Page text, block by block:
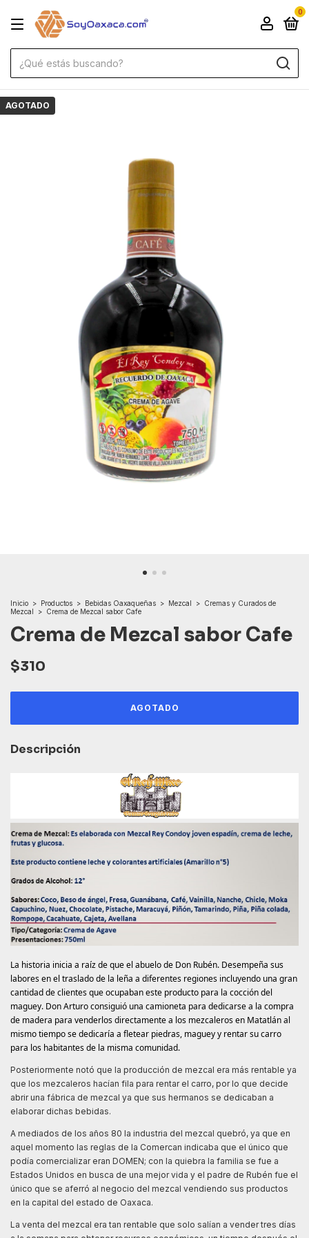
0
AGOTADO
Inicio > Productos > Bebidas Oaxaqueñas > Mezcal > Cremas y Curados de
Mezcal
> Crema de Mezcal sabor Cafe
Crema de Mezcal sabor Cafe
$310
Descripción
La historia inicia a raíz de que el abuelo de Don Rubén. Desempeña sus
labores en el traslado de la leña a diferentes regiones incluyendo una gran
cantidad de clientes que ocupaban este producto para la cocción del
maguey. Don Arturo consiguió una camioneta para dedicarse a la compra
de madera para venderlos directamente a los mezcaleros en Matatlán al
mismo tiempo se dedicaría a fletear piedras, maguey y rentar su carro
para los habitantes de la misma comunidad.
Posteriormente notó que la producción de mezcal era más rentable ya
que los mezcaleros hacían fila para rentar el carro, por lo que decide
abrir una fábrica de mezcal ya que sus hermanos se dedicaban a
elaborar dichas bebidas.
A mediados de los años 80 la industria del mezcal quebró, ya que en
aquel momento las reglas de la Comercan indicaba que el único que
podía comercializar eran DOMEN; con la quiebra la familia se fue a
Estados Unidos en busca de una mejor vida y el padre de Rubén fue el
único que se aferró al negocio del mezcal vendiendo sus productos
en la capital del estado de Oaxaca.
La venta del mezcal era tan rentable que solo salían a vender tres días